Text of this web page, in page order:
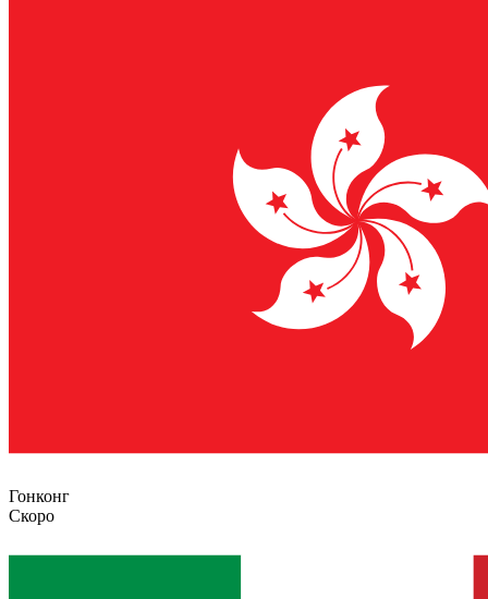
Гонконг
Скоро